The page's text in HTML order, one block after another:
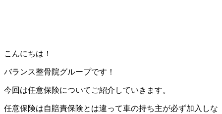
こんにちは！
バランス整骨院グループです！
今回は任意保険についてご紹介していきます。
任意保険は自賠責保険とは違って車の持ち主が必ず加入しな